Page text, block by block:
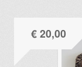
€20,00